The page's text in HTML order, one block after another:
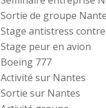
Sortie de groupe
Stage antistress
Stage peur en avion
Boeing 777
Activité sur Nantes
Sortie sur Nantes